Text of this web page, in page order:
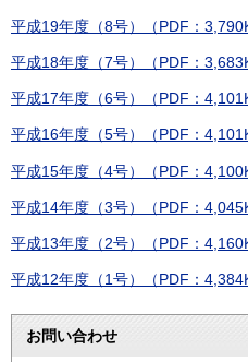
平成19年度（8号）（PDF：
平成18年度（7号）（PDF：
平成17年度（6号）（PDF：
平成16年度（5号）（PDF：
平成15年度（4号）（PDF：
平成14年度（3号）（PDF：
平成13年度（2号）（PDF：
平成12年度（1号）（PDF：
お問い合わせ